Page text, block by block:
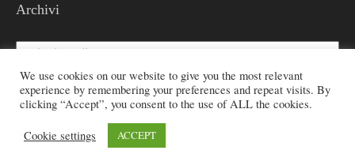
Archivi
Archivi
© 2026 All rights reserved - Etnie -
We use cookies on our website to give you the most relevant
experience by remembering your preferences and repeat visits. By
clicking “Accept”, you consent to the use of ALL the cookies.
Cookie settings ACCEPT